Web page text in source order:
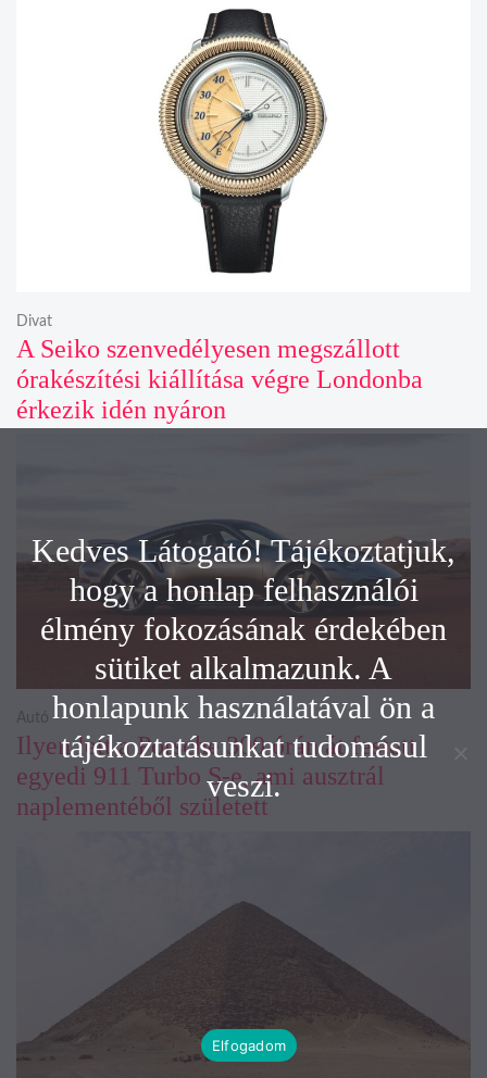
A Seiko szenvedélyesen megszállott
órakészítési kiállítása végre Londonba
érkezik idén nyáron
Divat
Ilyen lett a Porsche 300 órán át festett
egyedi 911 Turbo S-e, ami ausztrál
naplementéből született
Autó
Kedves Látogató! Tájékoztatjuk,
hogy a honlap felhasználói
élmény fokozásának érdekében
sütiket alkalmazunk. A
honlapunk használatával ön a
tájékoztatásunkat tudomásul
veszi.
Elfogadom